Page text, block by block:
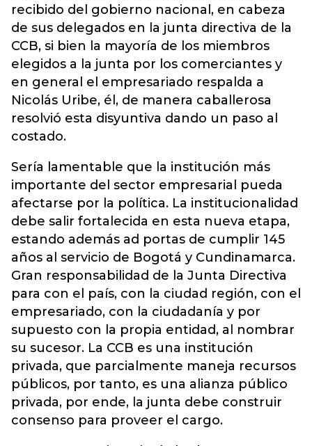
recibido del gobierno nacional, en cabeza
de sus delegados en la junta directiva de la
CCB, si bien la mayoría de los miembros
elegidos a la junta por los comerciantes y
en general el empresariado respalda a
Nicolás Uribe, él, de manera caballerosa
resolvió esta disyuntiva dando un paso al
costado.
Sería lamentable que la institución más
importante del sector empresarial pueda
afectarse por la política. La institucionalidad
debe salir fortalecida en esta nueva etapa,
estando además ad portas de cumplir 145
años al servicio de Bogotá y Cundinamarca.
Gran responsabilidad de la Junta Directiva
para con el país, con la ciudad región, con el
empresariado, con la ciudadanía y por
supuesto con la propia entidad, al nombrar
su sucesor. La CCB es una institución
privada, que parcialmente maneja recursos
públicos, por tanto, es una alianza público
privada, por ende, la junta debe construir
consenso para proveer el cargo.